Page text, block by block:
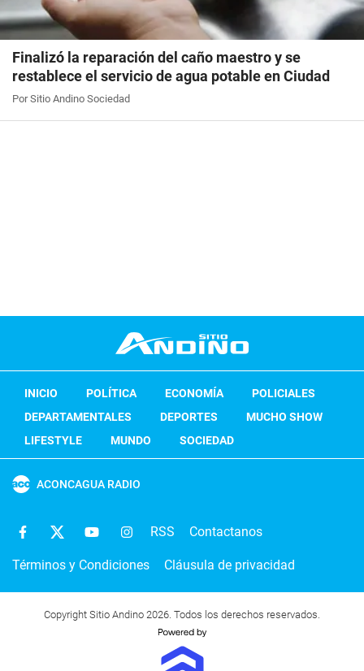
Finalizó la reparación del caño maestro y se
restablece el servicio de agua potable en Ciudad
Por Sitio Andino Sociedad
INICIO POLÍTICA ECONOMÍA
POLICIALES
DEPARTAMENTALES
DEPORTES
MUCHO SHOW
LIFESTYLE
MUNDO SOCIEDAD
ACONCAGUA RADIO
RSS Contactanos
Términos y Condiciones Cláusula de privacidad
Copyright Sitio Andino 2026. Todos los derechos reservados.